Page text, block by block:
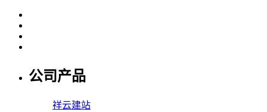
公司产品
祥云建站